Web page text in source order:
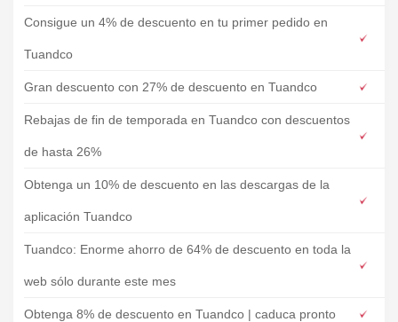
Consigue un 4% de descuento en tu primer pedido en
Tuandco
Gran descuento con 27% de descuento en Tuandco
Rebajas de fin de temporada en Tuandco con descuentos
de hasta 26%
Obtenga un 10% de descuento en las descargas de la
aplicación Tuandco
Tuandco: Enorme ahorro de 64% de descuento en toda la
web sólo durante este mes
Obtenga 8% de descuento en Tuandco | caduca pronto